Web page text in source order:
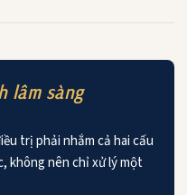
lâm sàng
trị phải nhắm cả hai cấu
không nên chỉ xử lý một